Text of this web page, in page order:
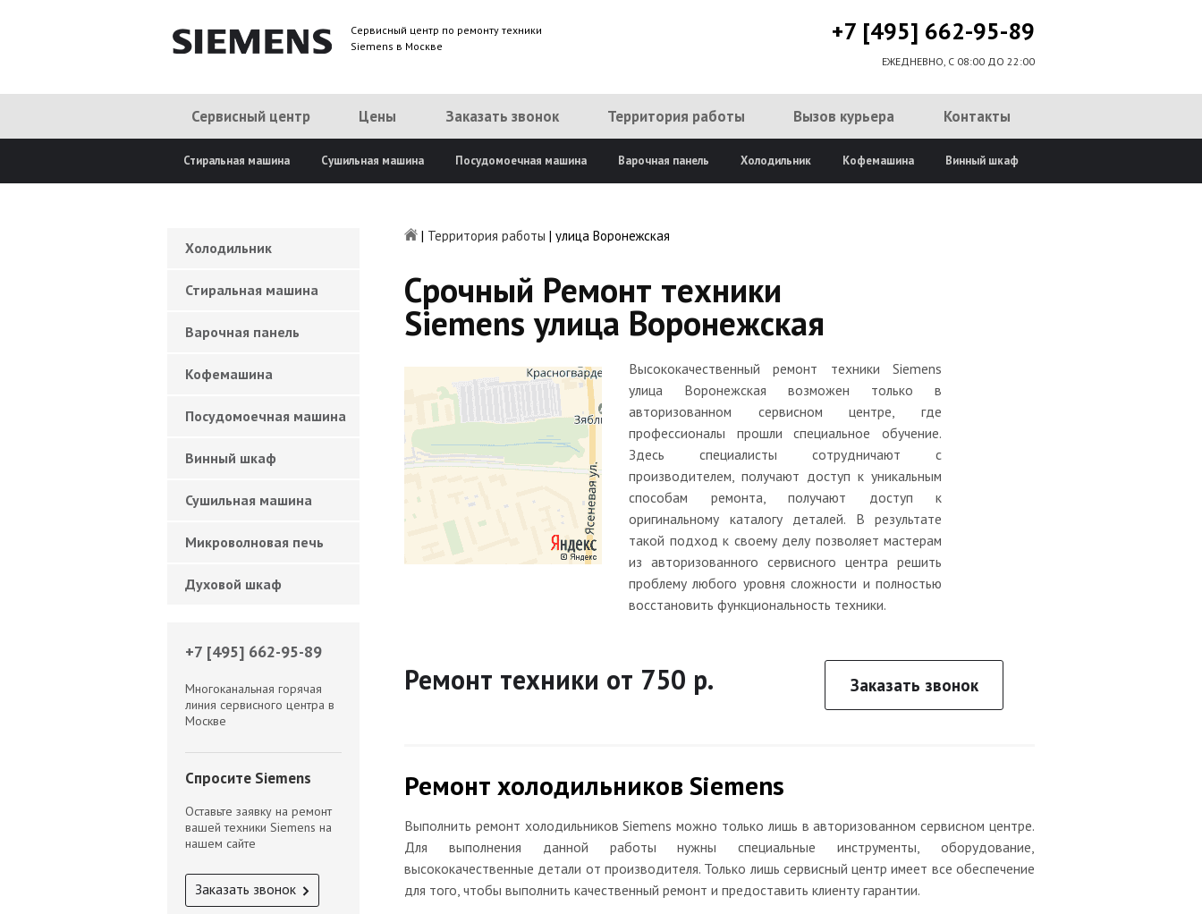
Сервисный центр по ремонту техники
Siemens в Москве
+7 [495] 662-95-89
ЕЖЕДНЕВНО, С 08:00 ДО 22:00
Сервисный центр Цены Заказать звонок Территория работы Вызов курьера Контакты
Стиральная машина Сушильная машина Посудомоечная машина Варочная панель Холодильник Кофемашина Винный шкаф
| Территория работы | улица Воронежская
Срочный Ремонт техники
Siemens улица Воронежская
Высококачественный ремонт техники Siemens
улица Воронежская возможен только в
авторизованном сервисном центре, где
профессионалы прошли специальное обучение.
Здесь специалисты сотрудничают с
производителем, получают доступ к уникальным
способам ремонта, получают доступ к
оригинальному каталогу деталей. В результате
такой подход к своему делу позволяет мастерам
из авторизованного сервисного центра решить
проблему любого уровня сложности и полностью
восстановить функциональность техники.
Ремонт техники от 750 р. Заказать звонок
Ремонт холодильников Siemens
Выполнить ремонт холодильников Siemens можно только лишь в авторизованном сервисном центре.
Для выполнения данной работы нужны специальные инструменты, оборудование,
высококачественные детали от производителя. Только лишь сервисный центр имеет все обеспечение
для того, чтобы выполнить качественный ремонт и предоставить клиенту гарантии.
Холодильник
Стиральная машина
Варочная панель
Кофемашина
Посудомоечная машина
Винный шкаф
Сушильная машина
Микроволновая печь
Духовой шкаф
+7 [495] 662-95-89
Многоканальная горячая
линия сервисного центра в
Москве
Спросите Siemens
Оставьте заявку на ремонт
вашей техники Siemens на
нашем сайте
Заказать звонок